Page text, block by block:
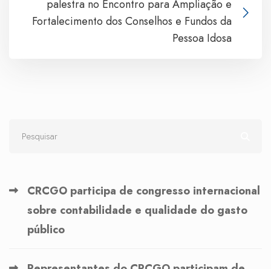
palestra no Encontro para Ampliação e
Fortalecimento dos Conselhos e Fundos da
Pessoa Idosa
CRCGO participa de congresso internacional
sobre contabilidade e qualidade do gasto
público